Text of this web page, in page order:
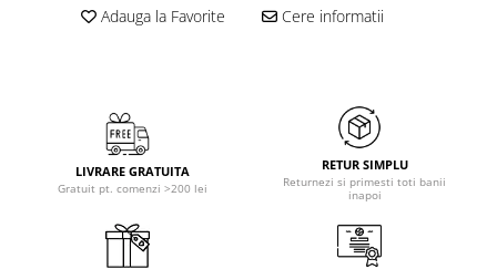
Adauga la Favorite Cere informatii
LIVRARE GRATUITA
Gratuit pt. comenzi >200 lei
RETUR SIMPLU
Returnezi si primesti toti banii
inapoi